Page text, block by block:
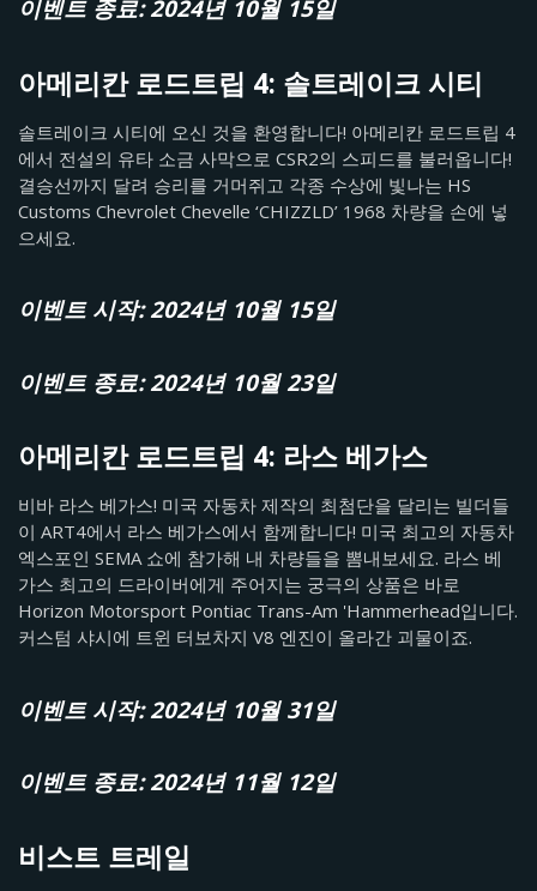
이벤트 종료: 2024년 10월 15일
아메리칸 로드트립 4: 솔트레이크 시티
솔트레이크 시티에 오신 것을 환영합니다! 아메리칸 로드트립 4
에서 전설의 유타 소금 사막으로 CSR2의 스피드를 불러옵니다!
결승선까지 달려 승리를 거머쥐고 각종 수상에 빛나는 HS
Customs Chevrolet Chevelle ‘CHIZZLD’ 1968 차량을 손에 넣
으세요.
이벤트 시작: 2024년 10월 15일
이벤트 종료: 2024년 10월 23일
아메리칸 로드트립 4: 라스 베가스
비바 라스 베가스! 미국 자동차 제작의 최첨단을 달리는 빌더들
이 ART4에서 라스 베가스에서 함께합니다! 미국 최고의 자동차
엑스포인 SEMA 쇼에 참가해 내 차량들을 뽐내보세요. 라스 베
가스 최고의 드라이버에게 주어지는 궁극의 상품은 바로
Horizon Motorsport Pontiac Trans-Am 'Hammerhead입니다.
커스텀 샤시에 트윈 터보차지 V8 엔진이 올라간 괴물이죠.
이벤트 시작: 2024년 10월 31일
이벤트 종료: 2024년 11월 12일
비스트 트레일